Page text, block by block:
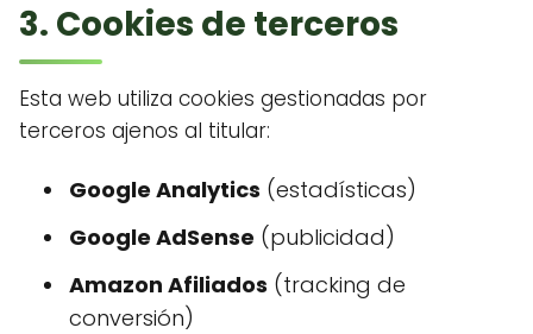
3. Cookies de terceros
Esta web utiliza cookies gestionadas por
terceros ajenos al titular:
Google Analytics (estadísticas)
Google AdSense (publicidad)
Amazon Afiliados (tracking de
conversión)